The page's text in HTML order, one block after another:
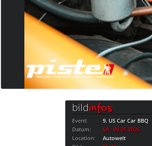
bildinfos
Event:
9. US Car Car BBQ
Datum:
SA · 09.05.2026
Location:
Autowelt